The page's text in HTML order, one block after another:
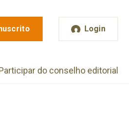
Login
do conselho editorial